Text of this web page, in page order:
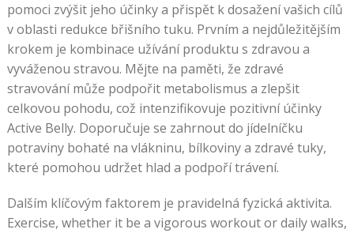
pomoci zvýšit jeho účinky a přispět k dosažení vašich cílů
v oblasti redukce břišního tuku. Prvním a nejdůležitějším
krokem je kombinace užívání produktu s zdravou a
vyváženou stravou. Mějte na paměti, že zdravé
stravování může podpořit metabolismus a zlepšit
celkovou pohodu, což intenzifikovuje pozitivní účinky
Active Belly. Doporučuje se zahrnout do jídelníčku
potraviny bohaté na vlákninu, bílkoviny a zdravé tuky,
které pomohou udržet hlad a podpoří trávení.
Dalším klíčovým faktorem je pravidelná fyzická aktivita.
Exercise, whether it be a vigorous workout or daily walks,